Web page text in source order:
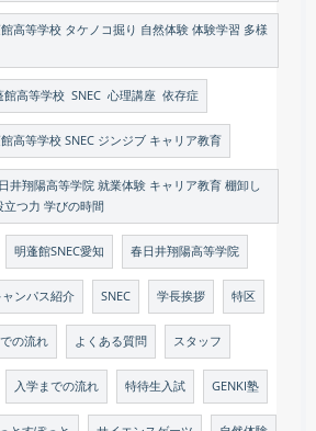
高等学校 タケノコ掘り 自然体験 体験学習 多様
高等学校 SNEC 心理講座 依存症
高等学校 SNEC ジンジブ キャリア教育
井翔陽高等学院 就業体験 キャリア教育 棚卸し
つ力 学びの時間
明蓬館SNEC愛知 春日井翔陽高等学院
ャンパス紹介 SNEC 学長挨拶 特区
の流れ よくある質問 スタッフ
入学までの流れ 特待生入試 GENKI塾